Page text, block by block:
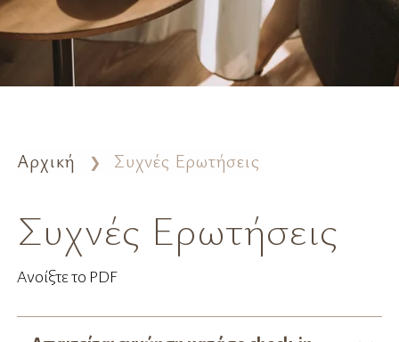
Αρχική Συχνές Ερωτήσεις
Συχνές Ερωτήσεις
Ανοίξτε το PDF